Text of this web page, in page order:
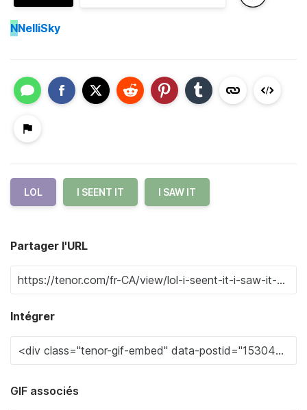
NNelliSky
LOL I SEENT IT I SAW IT
Partager l'URL
Intégrer
GIF associés